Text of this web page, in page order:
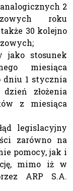
2
roku
30 kolejno
jako stosunek
miesiąca
dniu 1 stycznia
złożenia
z miesiąca
legislacyjny
zarówno na
pomocy, jak i
mimo iż w
ARP S.A.